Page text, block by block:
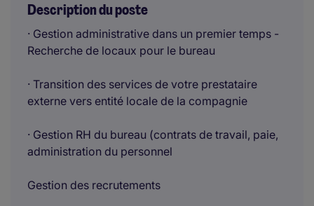
Description du poste
· Gestion administrative dans un premier temps -
Recherche de locaux pour le bureau
· Transition des services de votre prestataire
externe vers entité locale de la compagnie
· Gestion RH du bureau (contrats de travail, paie,
administration du personnel
Gestion des recrutements